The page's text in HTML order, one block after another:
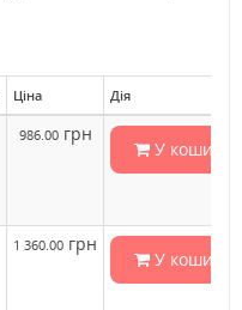
Ціна Дія
986.00грн
У кошик
1 360.00 грн
У кошик